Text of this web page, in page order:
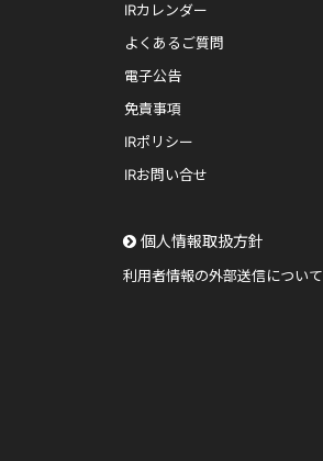
IRカレンダー
よくあるご質問
電子公告
免責事項
IRポリシー
IRお問い合せ
個人情報取扱方針
利用者情報の外部送信について